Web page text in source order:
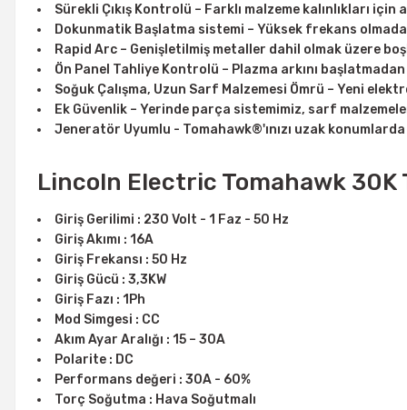
Sürekli Çıkış Kontrolü – Farklı malzeme kalınlıkları için
Dokunmatik Başlatma sistemi – Yüksek frekans
Rapid Arc – Genişletilmiş metaller dahil olmak üzere
Ön Panel Tahliye Kontrolü – Plazma arkını başlatmadan
Soğuk Çalışma, Uzun Sarf Malzemesi Ömrü – Yeni
Ek Güvenlik – Yerinde parça sistemimiz, sarf
Jeneratör Uyumlu - Tomahawk®'ınızı uzak
Lincoln Electric Tomahawk 30K
Giriş Gerilimi : 230 Volt - 1 Faz - 50 Hz
Giriş Akımı : 16A
Giriş Frekansı : 50 Hz
Giriş Gücü : 3,3KW
Giriş Fazı : 1Ph
Mod Simgesi : CC
Akım Ayar Aralığı : 15 – 30A
Polarite : DC
Performans değeri : 30A - 60%
Torç Soğutma : Hava Soğutmalı